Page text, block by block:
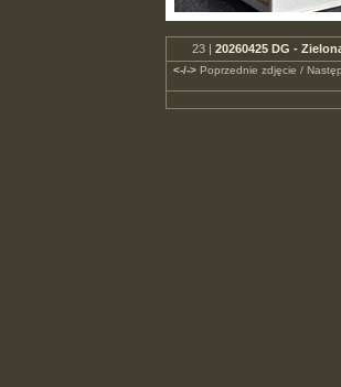
23 | 20260425 DG -
<-/->Poprzednie zdjęcie /